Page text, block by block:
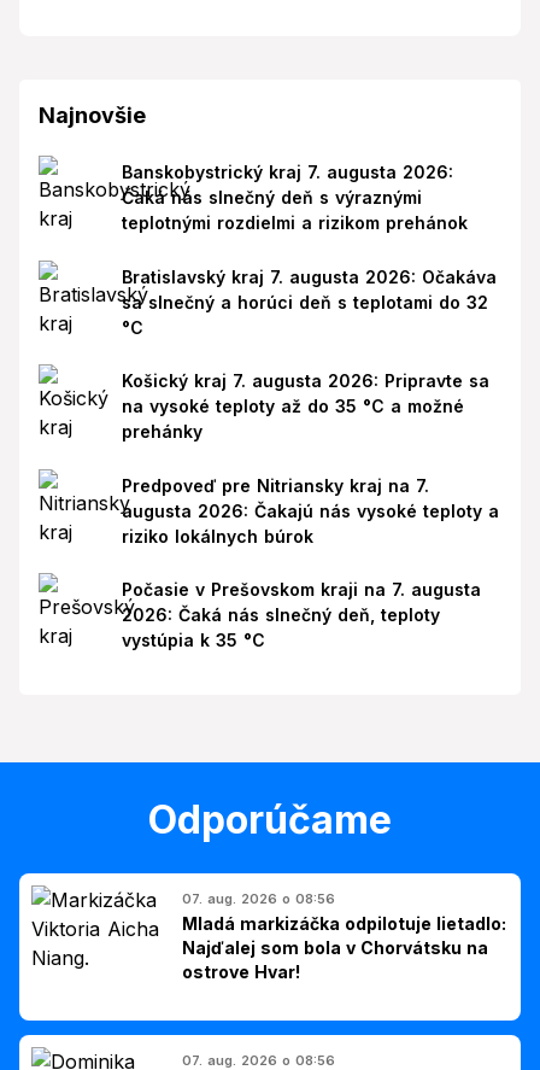
Najnovšie
Banskobystrický kraj 7. augusta 2026:
Čaká nás slnečný deň s výraznými
teplotnými rozdielmi a rizikom prehánok
Bratislavský kraj 7. augusta 2026: Očakáva
sa slnečný a horúci deň s teplotami do 32
°C
Košický kraj 7. augusta 2026: Pripravte sa
na vysoké teploty až do 35 °C a možné
prehánky
Predpoveď pre Nitriansky kraj na 7.
augusta 2026: Čakajú nás vysoké teploty a
riziko lokálnych búrok
Počasie v Prešovskom kraji na 7. augusta
2026: Čaká nás slnečný deň, teploty
vystúpia k 35 °C
Odporúčame
07. aug. 2026 o 08:56
Mladá markizáčka odpilotuje lietadlo:
Najďalej som bola v Chorvátsku na
ostrove Hvar!
07. aug. 2026 o 08:56